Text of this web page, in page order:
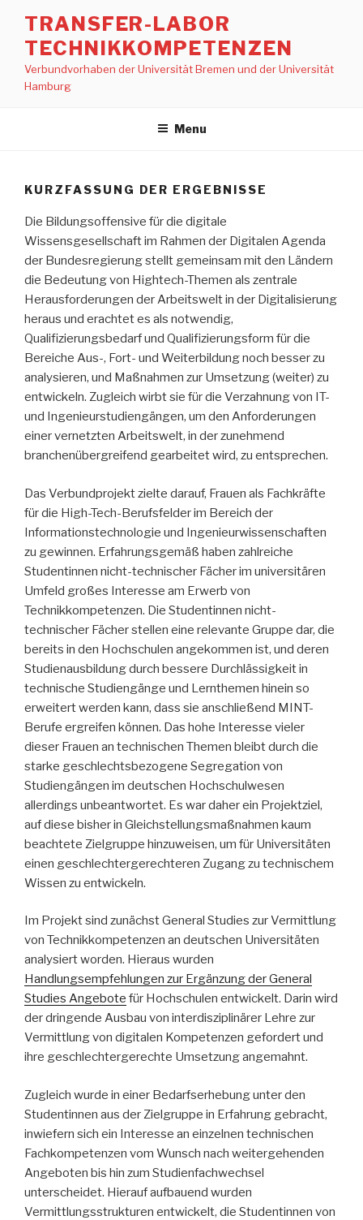
content
TRANSFER-LABOR
TECHNIKKOMPETENZEN
Verbundvorhaben der Universität Bremen und der Universität
Hamburg
Menu
KURZFASSUNG DER ERGEBNISSE
Die Bildungsoffensive für die digitale
Wissensgesellschaft im Rahmen der Digitalen Agenda
der Bundesregierung stellt gemeinsam mit den Ländern
die Bedeutung von Hightech-Themen als zentrale
Herausforderungen der Arbeitswelt in der Digitalisierung
heraus und erachtet es als notwendig,
Qualifizierungsbedarf und Qualifizierungsform für die
Bereiche Aus-, Fort- und Weiterbildung noch besser zu
analysieren, und Maßnahmen zur Umsetzung (weiter) zu
entwickeln. Zugleich wirbt sie für die Verzahnung von IT-
und Ingenieurstudiengängen, um den Anforderungen
einer vernetzten Arbeitswelt, in der zunehmend
branchenübergreifend gearbeitet wird, zu entsprechen.
Das Verbundprojekt zielte darauf, Frauen als Fachkräfte
für die High-Tech-Berufsfelder im Bereich der
Informationstechnologie und Ingenieurwissenschaften
zu gewinnen. Erfahrungsgemäß haben zahlreiche
Studentinnen nicht-technischer Fächer im universitären
Umfeld großes Interesse am Erwerb von
Technikkompetenzen. Die Studentinnen nicht-
technischer Fächer stellen eine relevante Gruppe dar, die
bereits in den Hochschulen angekommen ist, und deren
Studienausbildung durch bessere Durchlässigkeit in
technische Studiengänge und Lernthemen hinein so
erweitert werden kann, dass sie anschließend MINT-
Berufe ergreifen können. Das hohe Interesse vieler
dieser Frauen an technischen Themen bleibt durch die
starke geschlechtsbezogene Segregation von
Studiengängen im deutschen Hochschulwesen
allerdings unbeantwortet. Es war daher ein Projektziel,
auf diese bisher in Gleichstellungsmaßnahmen kaum
beachtete Zielgruppe hinzuweisen, um für Universitäten
einen geschlechtergerechteren Zugang zu technischem
Wissen zu entwickeln.
Im Projekt sind zunächst General Studies zur Vermittlung
von Technikkompetenzen an deutschen Universitäten
analysiert worden. Hieraus wurden
Handlungsempfehlungen zur Ergänzung der General
Studies Angebote für Hochschulen entwickelt. Darin wird
der dringende Ausbau von interdisziplinärer Lehre zur
Vermittlung von digitalen Kompetenzen gefordert und
ihre geschlechtergerechte Umsetzung angemahnt.
Zugleich wurde in einer Bedarfserhebung unter den
Studentinnen aus der Zielgruppe in Erfahrung gebracht,
inwiefern sich ein Interesse an einzelnen technischen
Fachkompetenzen vom Wunsch nach weitergehenden
Angeboten bis hin zum Studienfachwechsel
unterscheidet. Hierauf aufbauend wurden
Vermittlungsstrukturen entwickelt, die Studentinnen von